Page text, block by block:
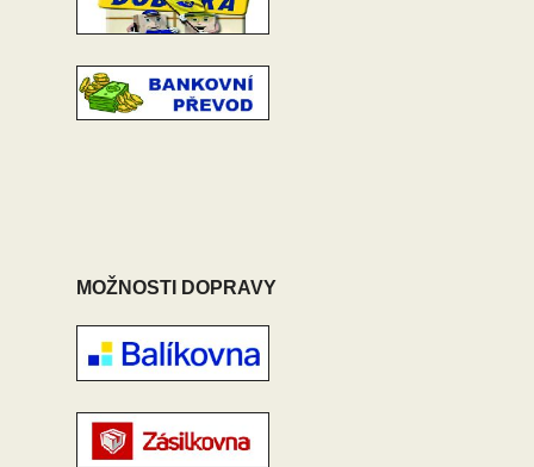
MOŽNOSTI DOPRAVY